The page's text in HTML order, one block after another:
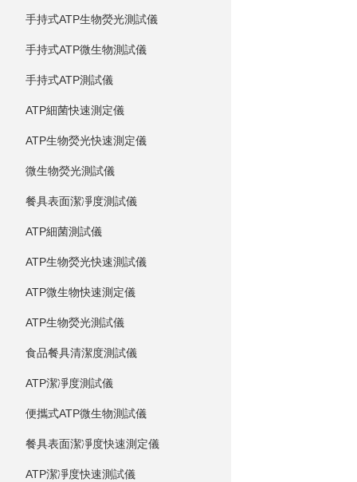
手持式ATP生物熒光測試儀
手持式ATP微生物測試儀
手持式ATP測試儀
ATP細菌快速測定儀
ATP生物熒光快速測定儀
微生物熒光測試儀
餐具表面潔凈度測試儀
ATP細菌測試儀
ATP生物熒光快速測試儀
ATP微生物快速測定儀
ATP生物熒光測試儀
食品餐具清潔度測試儀
ATP潔凈度測試儀
便攜式ATP微生物測試儀
餐具表面潔凈度快速測定儀
ATP潔凈度快速測試儀